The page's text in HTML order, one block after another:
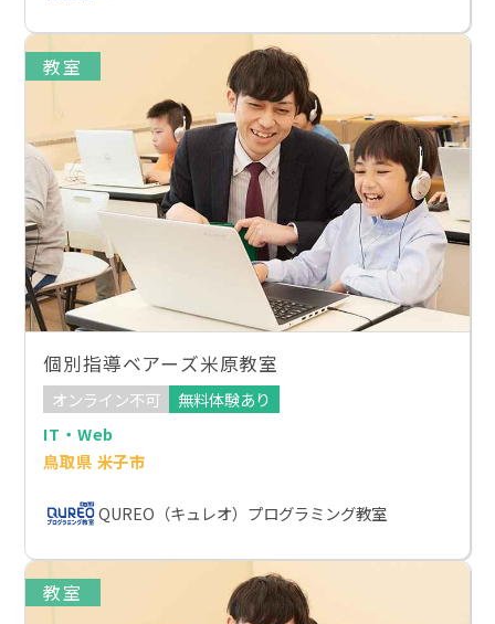
教室
個別指導ベアーズ米原教室
オンライン不可
無料体験あり
IT・Web
鳥取県 米子市
QUREO（キュレオ）プログラミング教室
教室